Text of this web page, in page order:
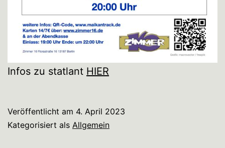
Infos zu statlant HIER
Veröffentlicht am 4. April 2023
Kategorisiert als Allgemein